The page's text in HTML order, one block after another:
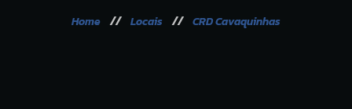
Home Locais CRD Cavaquinhas